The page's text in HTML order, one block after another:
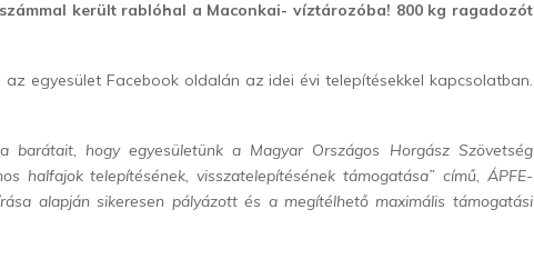
került rablóhal a Maconkai- víztározóba! 800 kg ragadozót
egyesület Facebook oldalán az idei évi telepítésekkel kapcsolatban.
barátait, hogy egyesületünk a Magyar Országos Horgász Szövetség
halfajok telepítésének, visszatelepítésének támogatása” című, ÁPFE-
alapján sikeresen pályázott és a megítélhető maximális támogatási